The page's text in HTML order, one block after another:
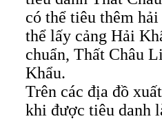
có thể tiêu thêm
thể lấy cảng Hải
chuẩn, Thất Châu
Khẩu.
Trên các địa đồ
khi được tiêu danh